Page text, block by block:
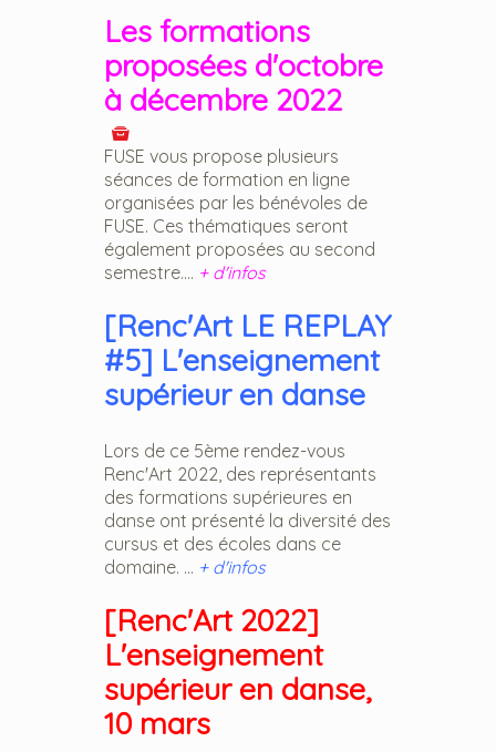
Les formations
proposées d'octobre
à décembre 2022
FUSE vous propose plusieurs
séances de formation en ligne
organisées par les bénévoles de
FUSE. Ces thématiques seront
également proposées au second
semestre.... + d'infos
[Renc'Art LE REPLAY
#5] L'enseignement
supérieur en danse
Lors de ce 5ème rendez-vous
Renc'Art 2022, des représentants
des formations supérieures en
danse ont présenté la diversité des
cursus et des écoles dans ce
domaine. ... + d'infos
[Renc'Art 2022]
L'enseignement
supérieur en danse,
10 mars